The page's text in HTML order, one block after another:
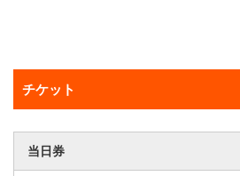
チケット
当日券